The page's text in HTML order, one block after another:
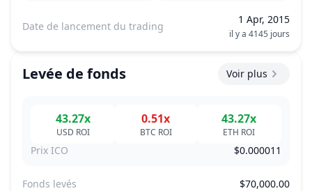
Date de lancement du trading
1 Apr, 2015
il y a 4145 jours
Levée de fonds Voir plus
43.27x
USD ROI
0.51x
BTC ROI
43.27x
ETH ROI
Prix ICO $0.000011
Fonds levés $70,000.00